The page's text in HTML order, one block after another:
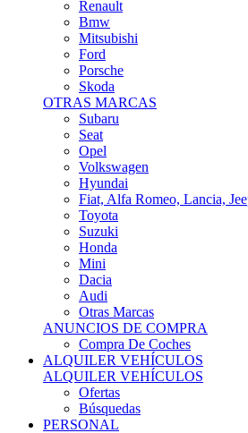
Mitsubishi
Ford
Porsche
Skoda
OTRAS MARCAS
Subaru
Seat
Opel
Volkswagen
Hyundai
Fiat, Alfa Romeo, Lancia, Jeep
Toyota
Suzuki
Honda
Mini
Dacia
Audi
Otras Marcas
ANUNCIOS DE COMPRA
Compra De Coches
ALQUILER VEHÍCULOS
ALQUILER VEHÍCULOS
Ofertas
Búsquedas
PERSONAL
COPILOTOS